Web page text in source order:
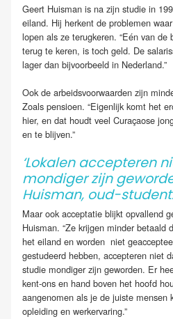
Geert Huisman is na zijn studie in
eiland. Hij herkent de problemen
lopen als ze terugkeren. “Eén van
terug te keren, is toch geld. De
lager dan bijvoorbeeld in Nederland.”
Ook de arbeidsvoorwaarden zijn
Zoals pensioen. “Eigenlijk komt het
hier, en dat houdt veel Curaçaose
en te blijven.”
‘Lokalen accepteren
mondiger zijn
Huisman, oud-
Maar ook acceptatie blijkt opvallend
Huisman. “Ze krijgen minder betaald
het eiland en worden niet
gestudeerd hebben, accepteren niet
studie mondiger zijn geworden. Er
kent-ons en hand boven het hoofd
aangenomen als je de juiste mensen
opleiding en werkervaring.”